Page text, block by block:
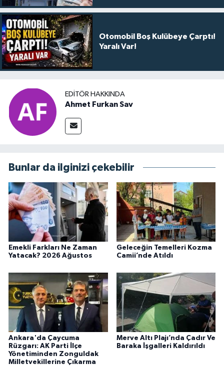
Otomobil Boş Kulübeye Çarptı!
Yaralı Var!
EDITÖR HAKKINDA
Ahmet Furkan Sav
Bunlar da ilginizi çekebilir
Emekli Farkları Ne Zaman
Yatacak? 2026 Ağustos
Geleceğin Temelleri Kozma
Camii’nde Atıldı
Ankara'da Çaycuma
Rüzgarı: AK Parti İlçe
Yönetiminden Zonguldak
Milletvekillerine Çıkarma
Merve Altı Plajı’nda Çadır Ve
Baraka İşgalleri Kaldırıldı